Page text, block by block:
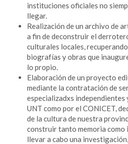
instituciones oficiales no
llegar.
Realización de un archivo de
a fin de deconstruir el
culturales locales,
biografías y obras que
lo propio.
Elaboración de un proyecto
mediante la contratación de
especializadxs
UNT como por el CONICET,
de la cultura de nuestra
construir tanto memoria como
llevar a cabo una